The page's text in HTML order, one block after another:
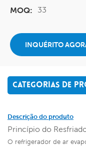
MOQ:
33
INQUÉRITO
CATEGORIAS DE
Descrição do produto
Princípio do
O refrigerador de ar